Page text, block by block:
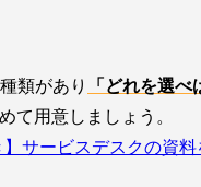
類があり 「どれを選べ
て用意しましょう。
サービスデスクの資料